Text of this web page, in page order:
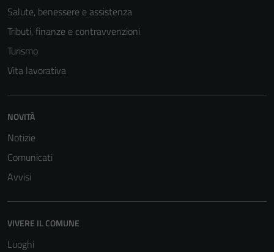
Salute, benessere e assistenza
Tributi, finanze e contravvenzioni
Turismo
Vita lavorativa
NOVITÀ
Notizie
Comunicati
Avvisi
VIVERE IL COMUNE
Luoghi